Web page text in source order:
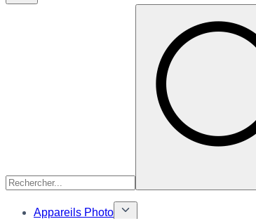
Appareils Photo